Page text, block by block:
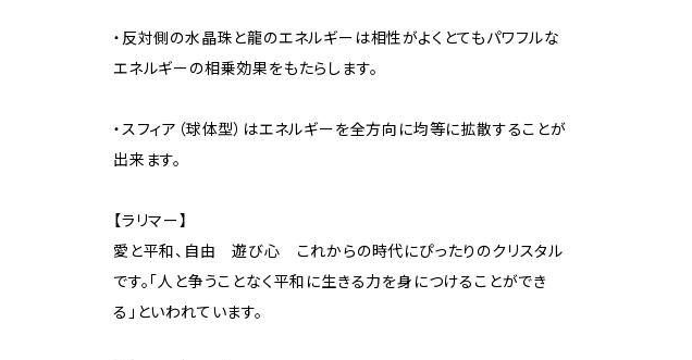
・反対側の水晶珠と龍のエネルギーは相性がよくとてもパワフルな
エネルギーの相乗効果をもたらします。
・スフィア（球体型）はエネルギーを全方向に均等に拡散することが
出来ます。
【ラリマー】
愛と平和、自由 遊び心 これからの時代にぴったりのクリスタル
です。「人と争うことなく平和に生きる力を身につけることができ
る」といわれています。